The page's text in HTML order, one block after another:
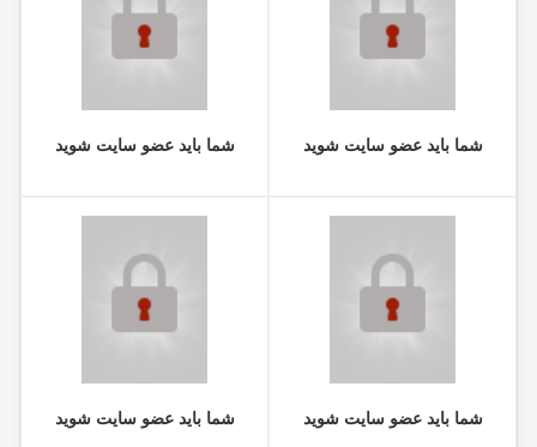
شما باید عضو سایت شوید شما باید عضو سایت شوید
شما باید عضو سایت شوید شما باید عضو سایت شوید